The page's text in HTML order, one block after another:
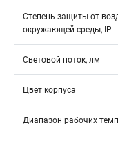
Степень защиты от
окружающей среды, IP
Световой поток, лм
Цвет корпуса
Диапазон рабочих